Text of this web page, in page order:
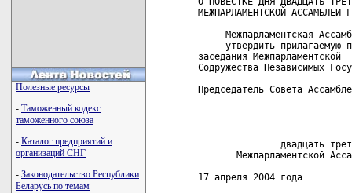
Полезные ресурсы
- Таможенный кодекс
таможенного союза
- Каталог предприятий и
организаций СНГ
- Законодательство Республики
Беларусь по темам
МЕЖПАРЛАМЕНТСКОЙ АССАМБЛЕИ
Межпарламентская
утвердить прилагаемую
заседания
Содружества Независимых
Председатель Совета
двадцать
Межпарламентской
17 апреля 2004 года